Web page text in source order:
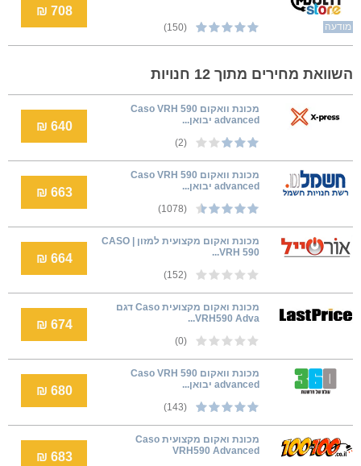
מודעה (150)
708 ₪
השוואת מחירים מתוך 12 חנויות
‏מכונת וואקום Caso VRH 590
advanced יבואן...
(2)
640 ₪
‏מכונת וואקום Caso VRH 590
advanced יבואן...
(1078)
663 ₪
מכונת ואקום מקצועית למזון | CASO
VRH 590...
(152)
664 ₪
מכונת ואקום מקצועית Caso דגם
VRH590 Adva...
(0)
674 ₪
‏מכונת וואקום Caso VRH 590
advanced יבואן...
(143)
680 ₪
מכונת ואקום מקצועית Caso
VRH590 Advanced
683 ₪